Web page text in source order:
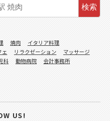
検索
焼肉
イタリア料理
リラクゼーション
マッサージ
科 動物病院
会計事務所
US!